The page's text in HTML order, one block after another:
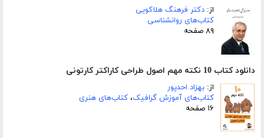
از: دکتر فرهنگ هلاکویی
کتاب‌های روانشناسی
۸۹ صفحه
دانلود کتاب 10 نکته مهم اصول طراحی کاراکتر کارتونی
از: بهزاد احدپور
کتاب‌های آموزش گرافیک، کتاب‌های هنری
۱۶ صفحه